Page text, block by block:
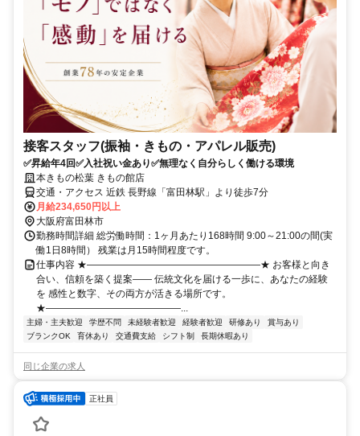
接客スタッフ(振袖・きもの・アパレル販売)
✅昇給年4回✅入社祝い金あり✅無理なく自分らしく働ける環境
本きもの松葉 きもの館店
交通・アクセス 近鉄 長野線「富田林駅」より徒歩7分
月給234,650円以上
大阪府富田林市
勤務時間詳細 総労働時間：1ヶ月あたり168時間 9:00～21:00の間(実
働1日8時間） 残業は月15時間程度です。
仕事内容 ★――――――――――――――――――★ お客様と向き
合い、信頼を築く提案―― 伝統文化を届ける一歩に、あなたの経験
を 感性と数字、その両方が活きる場所です。
★――――――――――――――...
主婦・主夫歓迎 学歴不問 未経験者歓迎 経験者歓迎 研修あり
賞与あり
ブランクOK
育休あり 交通費支給 シフト制 長期休暇あり
同じ企業の求人
正社員